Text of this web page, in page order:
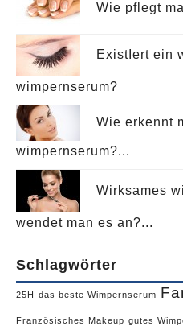
Wie pflegt
ExistIert ein
wimpernserum?
Wie erkennt
wimpernserum?...
Wirksames
wendet man es an?...
Schlagwörter
25H das beste Wimpernserum
Französisches Makeup gutes